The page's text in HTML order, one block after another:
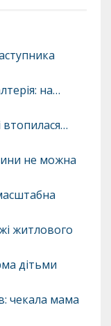
на…
втопилася…
не можна
житлового
дітьми
чекала мама